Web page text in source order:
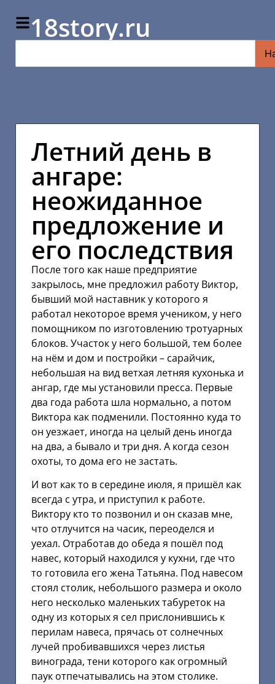
18story.ru
Летний день в
ангаре:
неожиданное
предложение и
его последствия
После того как наше предприятие
закрылось, мне предложил работу Виктор,
бывший мой наставник у которого я
работал некоторое время учеником, у него
помощником по изготовлению тротуарных
блоков. Участок у него большой, тем более
на нём и дом и постройки – сарайчик,
небольшая на вид ветхая летняя кухонька и
ангар, где мы установили пресса. Первые
два года работа шла нормально, а потом
Виктора как подменили. Постоянно куда то
он уезжает, иногда на целый день иногда
на два, а бывало и три дня. А когда сезон
охоты, то дома его не застать.
И вот как то в середине июля, я пришёл как
всегда с утра, и приступил к работе.
Виктору кто то позвонил и он сказав мне,
что отлучится на часик, переоделся и
уехал. Отработав до обеда я пошёл под
навес, который находился у кухни, где что
то готовила его жена Татьяна. Под навесом
стоял столик, небольшого размера и около
него несколько маленьких табуреток на
одну из которых я сел прислонившись к
перилам навеса, прячась от солнечных
лучей пробивавшихся через листья
винограда, тени которого как огромный
паук отпечатывались на этом столике.